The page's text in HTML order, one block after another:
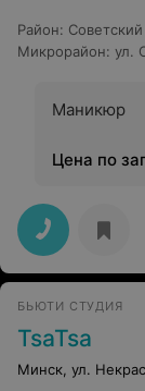
Район: Советский
Микрорайон: ул.
Маникюр
Цена по
БЬЮТИ СТУДИЯ
TsaTsa
Минск, ул.